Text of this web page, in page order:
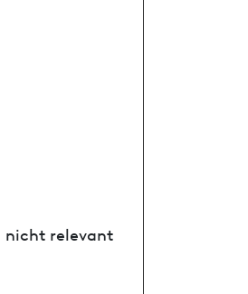
nicht relevant